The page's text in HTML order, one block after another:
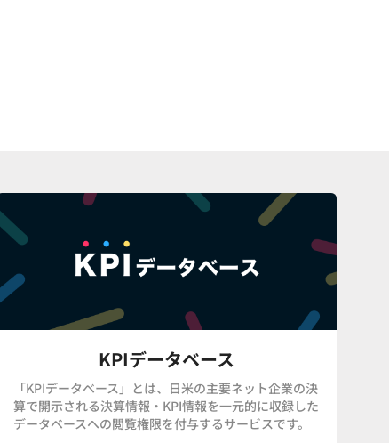
KPIデータベース
「KPIデータベース」とは、日米の主要ネット企業の決
算で開示される決算情報・KPI情報を一元的に収録した
データベースへの閲覧権限を付与するサービスです。